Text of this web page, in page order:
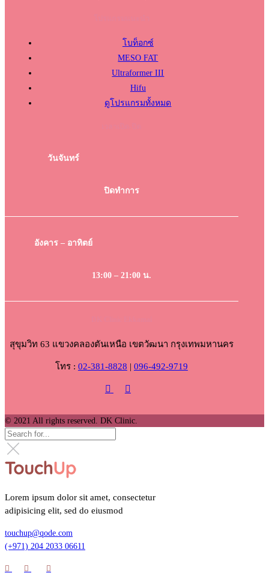
โบท็อกซ์
MESO FAT
Ultraformer III
Hifu
ดูโปรแกรมทั้งหมด
วันจันทร์
ปิดทำการ
อังคาร – อาทิตย์
13:00 – 21:00 น.
สุขุมวิท 63 แขวงคลองตันเหนือ เขตวัฒนา กรุงเทพมหานคร
โทร : 02-381-8828 | 096-492-9719
© 2021 All rights reserved. DK Clinic.
Lorem ipsum dolor sit amet, consectetur
adipisicing elit, sed do eiusmod
touchup@qode.com
(+971) 204 2033 06611